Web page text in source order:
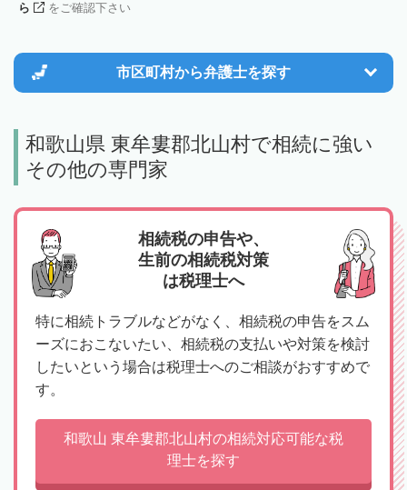
ら
をご確認下さい
市区町村から弁護士を探す
和歌山県 東牟婁郡北山村で相続に強い
その他の専門家
相続税の申告や、
生前の相続税対策
は税理士へ
特に相続トラブルなどがなく、相続税の申告をスム
ーズにおこないたい、相続税の支払いや対策を検討
したいという場合は税理士へのご相談がおすすめで
す。
和歌山 東牟婁郡北山村の相続対応可能な税
理士を探す